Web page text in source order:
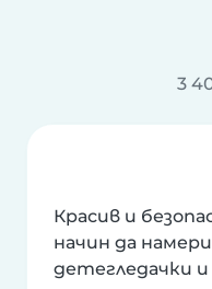
3
Красив и
начин да
детегледачки и